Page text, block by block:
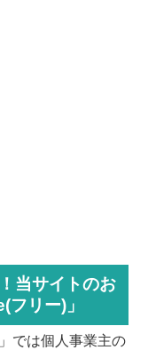
当サイトのお
リー)」
では個人事業主の